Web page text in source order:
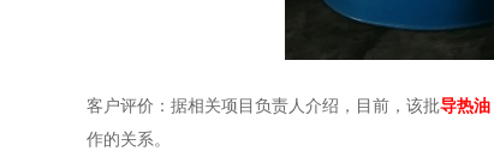
客户评价：据相关项目负责人介绍，目前，该批导热油
作的关系。